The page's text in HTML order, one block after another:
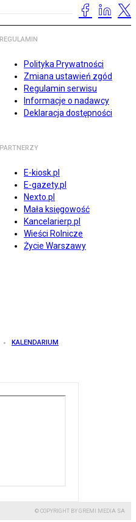
REGULAMIN
Polityka Prywatności
Zmiana ustawień zgód
Regulamin serwisu
Informacje o nadawcy
Deklaracja dostępności
PARTNERZY
E-kiosk.pl
E-gazety.pl
Nexto.pl
Mała księgowość
Kancelarierp.pl
Wieści Rolnicze
Życie Warszawy
KALENDARIUM
© COPYRIGHT BY GREMI MEDIA SA